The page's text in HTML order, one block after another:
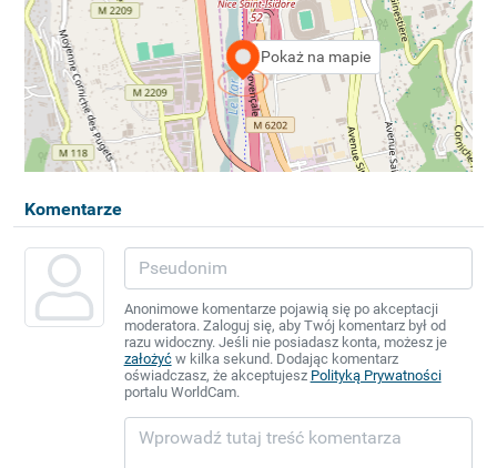
Pokaż na mapie
Komentarze
Anonimowe komentarze pojawią się po akceptacji
moderatora. Zaloguj się, aby Twój komentarz był od
razu widoczny. Jeśli nie posiadasz konta, możesz je
założyćw kilka sekund. Dodając komentarz
oświadczasz, że akceptujesz Polityką Prywatności
portalu WorldCam.